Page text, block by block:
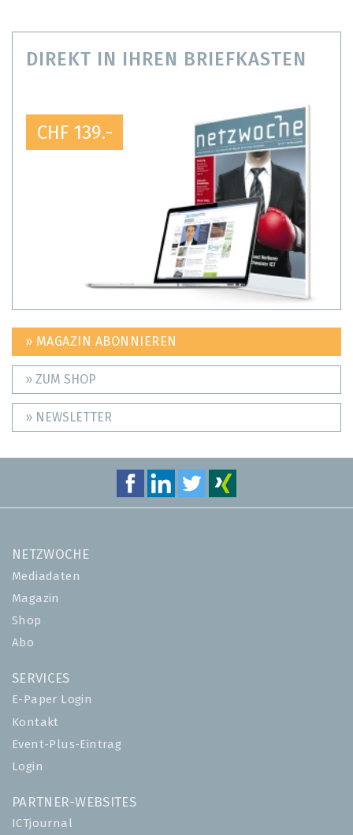
DIREKT IN IHREN BRIEFKASTEN
CHF 139.-
» MAGAZIN ABONNIEREN
» ZUM SHOP
» NEWSLETTER
NETZWOCHE
Mediadaten
Magazin
Shop
Abo
SERVICES
E-Paper Login
Kontakt
Event-Plus-Eintrag
Login
PARTNER-WEBSITES
ICTjournal